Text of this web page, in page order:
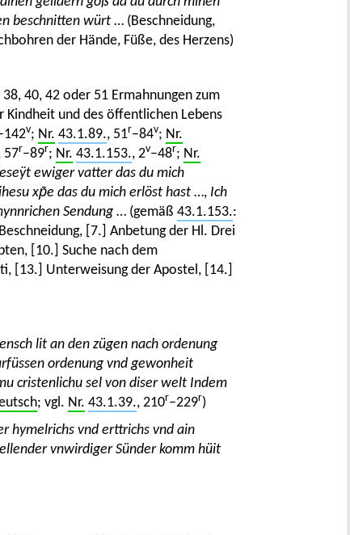
beschnitten würt… (Beschneidung,
der Hände, Füße, des Herzens)
40, 42 oder 51 Ermahnungen zum
und des öffentlichen Lebens
v; Nr. 43.1.89., 51r–84v; Nr.
57r–89r; Nr. 43.1.153., 2v–48r; Nr.
ewiger vatter das du mich
xp̄e das du mich erlöst hast…, Ich
Sendung… (gemäß 43.1.153.:
[7.] Anbetung der Hl. Drei
[10.] Suche nach dem
[13.] Unterweisung der Apostel, [14.]
lit an den zügen nach ordenung
ordenung vnd gewonheit
cristenlichu sel von diser welt Indem
; vgl. Nr. 43.1.39., 210r–229r)
hymelrichs vnd erttrichs vnd ain
vnwirdiger Sünder komm hüit